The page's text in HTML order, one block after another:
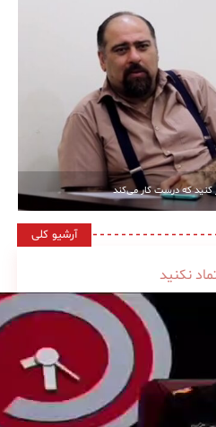
کنید که درست کار می‌کند
آرشیو کلی
نکنید